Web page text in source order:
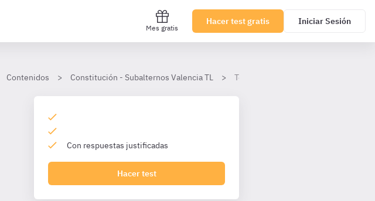
Mes gratis
Hacer test gratis Iniciar Sesión
Contenidos Constitución - Subalternos Valencia TL Tema 2. La Constitución Española de
Con respuestas justificadas
Hacer test